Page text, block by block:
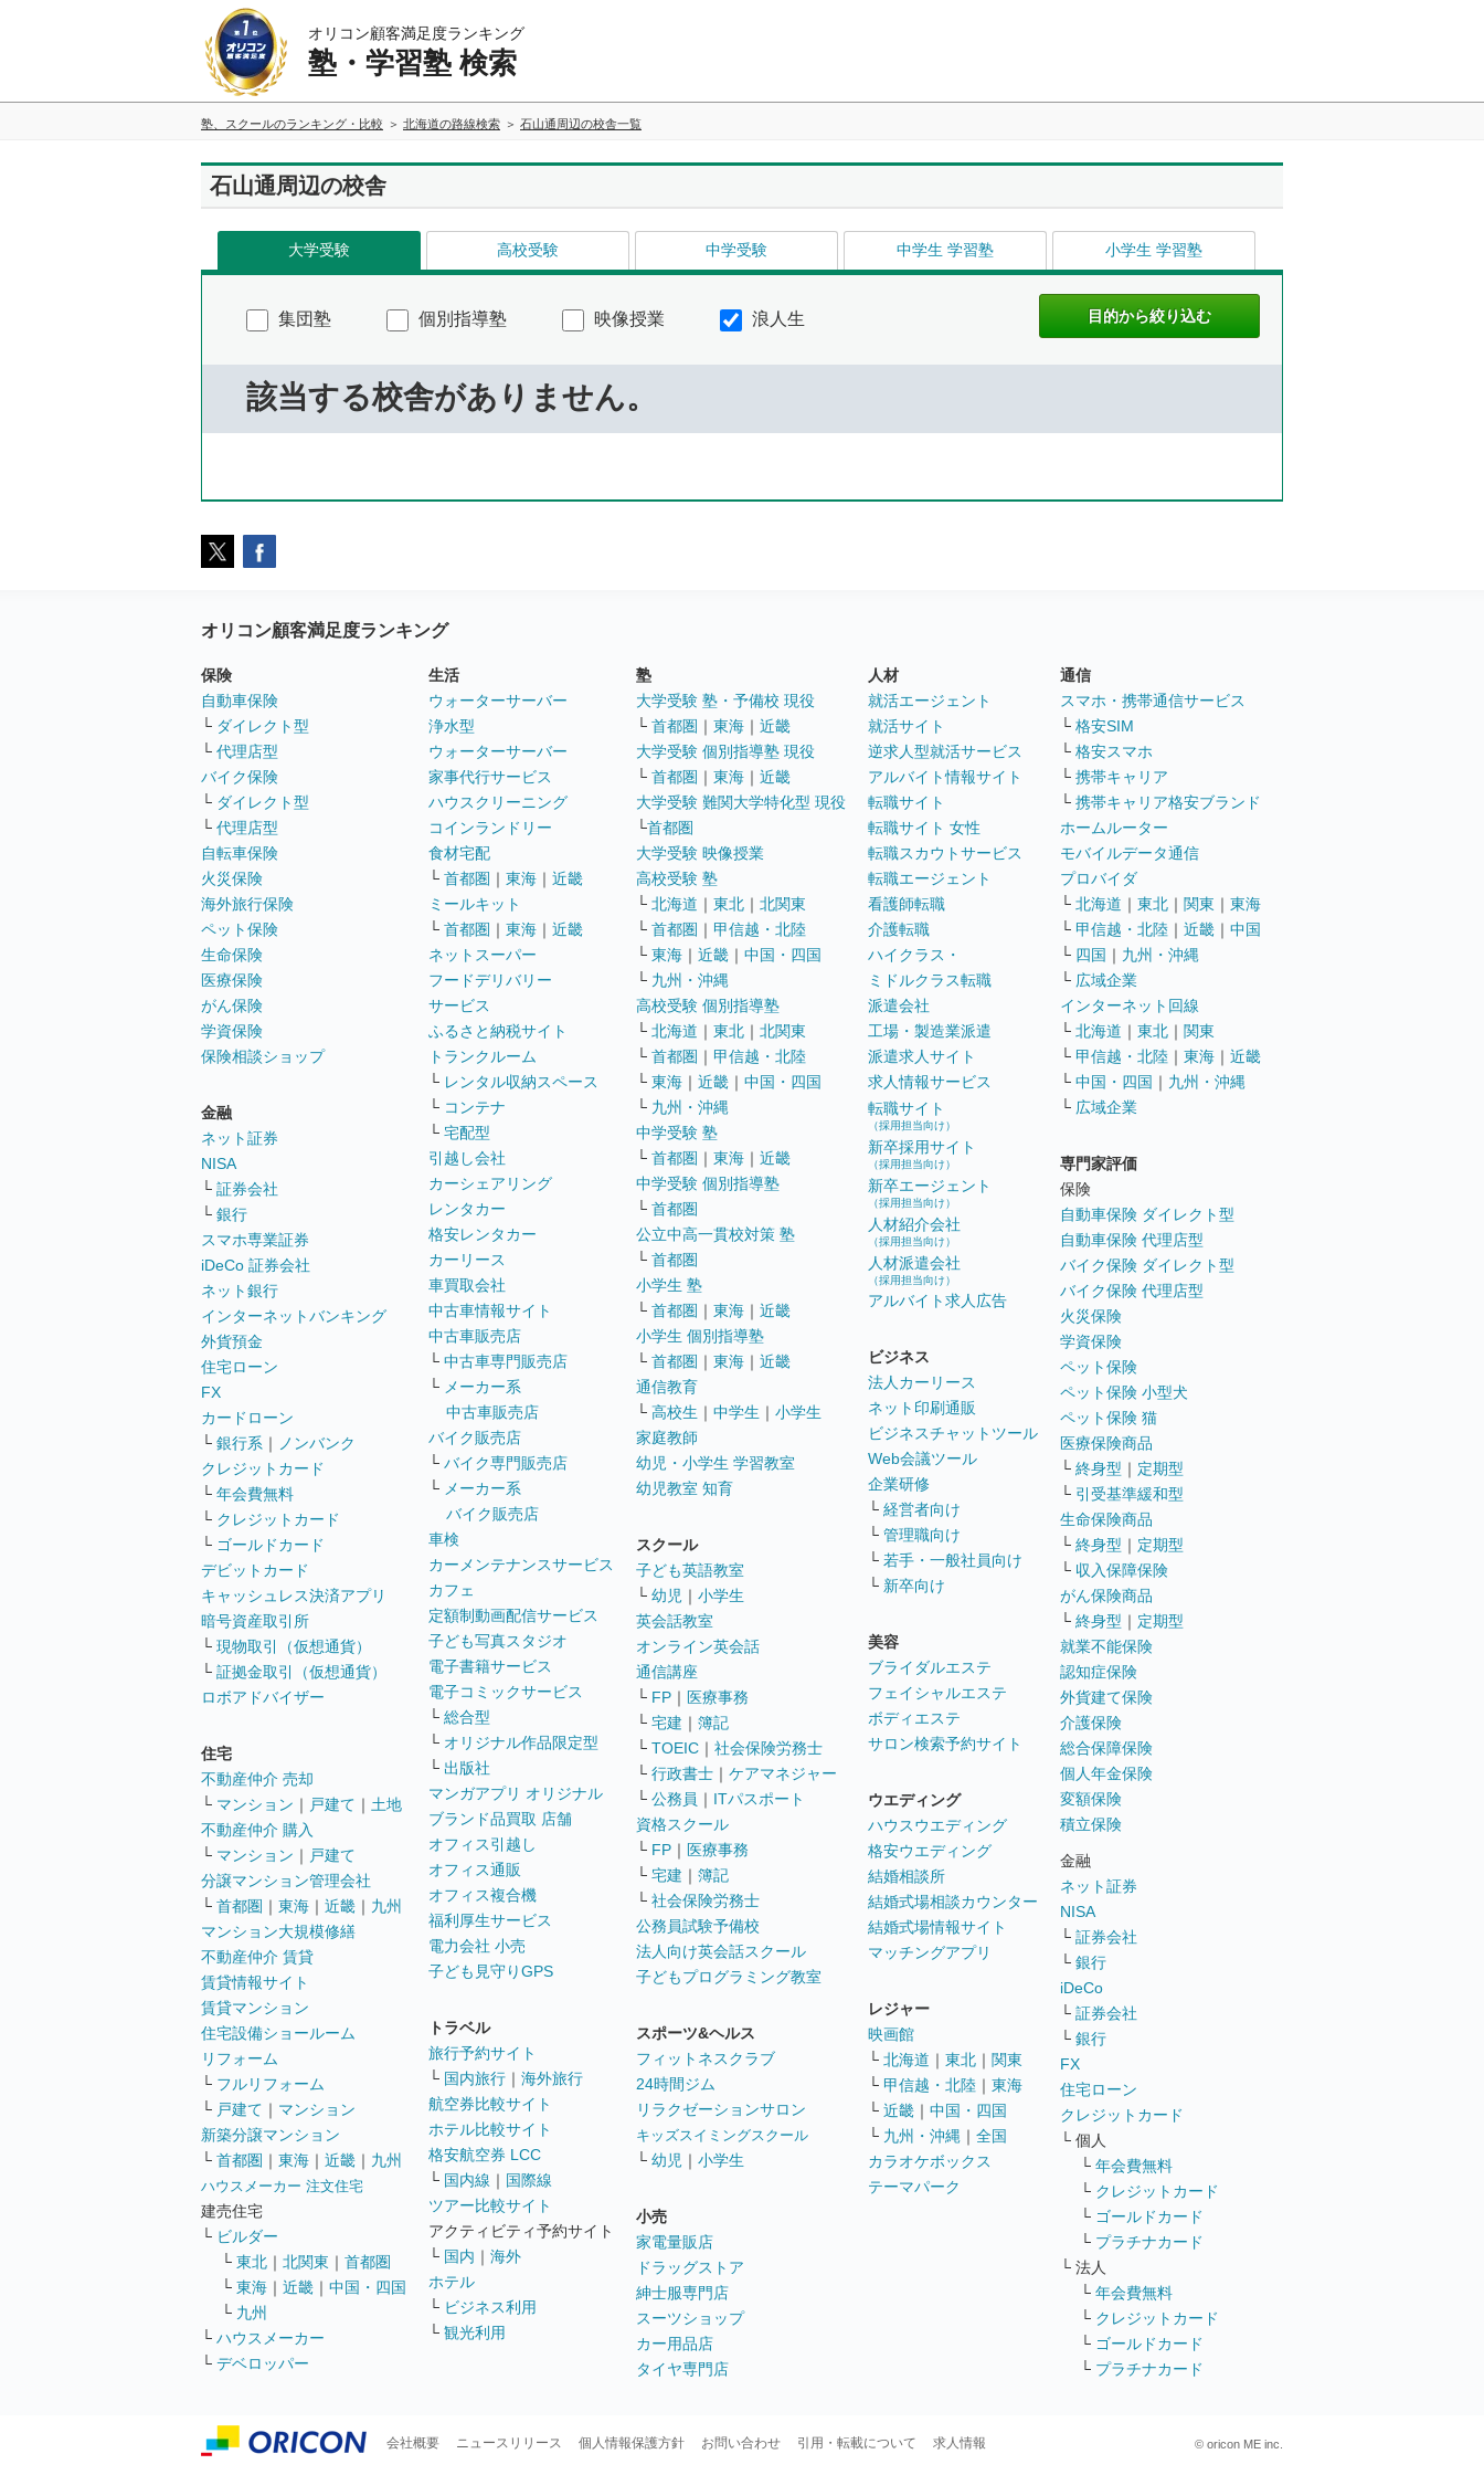
オリコン顧客満足度ランキング
塾・学習塾 検索
塾、スクールのランキング・比較 北海道の路線検索 石山通周辺の校舎一覧
石山通周辺の校舎
大学受験 高校受験 中学受験 中学生 学習塾 小学生 学習塾
集団塾 個別指導塾 映像授業 浪人生
該当する校舎がありません。
オリコン顧客満足度ランキング
保険
自動車保険
└ ダイレクト型
└ 代理店型
バイク保険
└ ダイレクト型
└ 代理店型
自転車保険
火災保険
海外旅行保険
ペット保険
生命保険
医療保険
がん保険
学資保険
保険相談ショップ
金融
ネット証券
NISA
└ 証券会社
└ 銀行
スマホ専業証券
iDeCo 証券会社
ネット銀行
インターネットバンキング
外貨預金
住宅ローン
FX
カードローン
└ 銀行系 ｜
ノンバンク
クレジットカード
└ 年会費無料
└ クレジットカード
└ ゴールドカード
デビットカード
キャッシュレス決済アプリ
暗号資産取引所
└ 現物取引（仮想通貨）
└ 証拠金取引（仮想通貨）
ロボアドバイザー
住宅
不動産仲介 売却
└ マンション ｜ 戸建て ｜ 土地
不動産仲介 購入
└ マンション ｜ 戸建て
分譲マンション管理会社
└ 首都圏 ｜ 東海 ｜ 近畿 ｜ 九州
マンション大規模修繕
不動産仲介 賃貸
賃貸情報サイト
賃貸マンション
住宅設備ショールーム
リフォーム
└ フルリフォーム
└ 戸建て ｜ マンション
新築分譲マンション
└ 首都圏 ｜ 東海 ｜ 近畿 ｜ 九州
ハウスメーカー 注文住宅
建売住宅
└ ビルダー
└ 東北 ｜ 北関東 ｜ 首都圏
└ 東海 ｜ 近畿 ｜ 中国・四国
└ 九州
└ ハウスメーカー
└ デベロッパー
生活
ウォーターサーバー
浄水型
ウォーターサーバー
家事代行サービス
ハウスクリーニング
コインランドリー
食材宅配
└ 首都圏 ｜ 東海 ｜ 近畿
ミールキット
└ 首都圏 ｜ 東海 ｜ 近畿
ネットスーパー
フードデリバリー
サービス
ふるさと納税サイト
トランクルーム
└ レンタル収納スペース
└ コンテナ
└ 宅配型
引越し会社
カーシェアリング
レンタカー
格安レンタカー
カーリース
車買取会社
中古車情報サイト
中古車販売店
└ 中古車専門販売店
└ メーカー系
中古車販売店
バイク販売店
└ バイク専門販売店
└ メーカー系
バイク販売店
車検
カーメンテナンスサービス
カフェ
定額制動画配信サービス
子ども写真スタジオ
電子書籍サービス
電子コミックサービス
└ 総合型
└ オリジナル作品限定型
└ 出版社
マンガアプリ オリジナル
ブランド品買取 店舗
オフィス引越し
オフィス通販
オフィス複合機
福利厚生サービス
電力会社 小売
子ども見守りGPS
トラベル
旅行予約サイト
└ 国内旅行 ｜ 海外旅行
航空券比較サイト
ホテル比較サイト
格安航空券 LCC
└ 国内線 ｜ 国際線
ツアー比較サイト
アクティビティ予約サイト
└ 国内 ｜ 海外
ホテル
└ ビジネス利用
└ 観光利用
塾
大学受験 塾・予備校 現役
└ 首都圏 ｜ 東海 ｜ 近畿
大学受験 個別指導塾 現役
└ 首都圏 ｜ 東海 ｜ 近畿
大学受験 難関大学特化型 現役
└首都圏
大学受験 映像授業
高校受験 塾
└ 北海道 ｜ 東北 ｜ 北関東
└ 首都圏 ｜ 甲信越・北陸
└ 東海 ｜ 近畿 ｜ 中国・四国
└ 九州・沖縄
高校受験 個別指導塾
└ 北海道 ｜ 東北 ｜ 北関東
└ 首都圏 ｜ 甲信越・北陸
└ 東海 ｜ 近畿 ｜ 中国・四国
└ 九州・沖縄
中学受験 塾
└ 首都圏 ｜ 東海 ｜ 近畿
中学受験 個別指導塾
└ 首都圏
公立中高一貫校対策 塾
└ 首都圏
小学生 塾
└ 首都圏 ｜ 東海 ｜ 近畿
小学生 個別指導塾
└ 首都圏 ｜ 東海 ｜ 近畿
通信教育
└ 高校生 ｜ 中学生 ｜ 小学生
家庭教師
幼児・小学生 学習教室
幼児教室 知育
スクール
子ども英語教室
└ 幼児 ｜ 小学生
英会話教室
オンライン英会話
通信講座
└ FP ｜ 医療事務
└ 宅建 ｜ 簿記
└ TOEIC ｜ 社会保険労務士
└ 行政書士 ｜ ケアマネジャー
└ 公務員 ｜ ITパスポート
資格スクール
└ FP ｜ 医療事務
└ 宅建 ｜ 簿記
└ 社会保険労務士
公務員試験予備校
法人向け英会話スクール
子どもプログラミング教室
スポーツ&ヘルス
フィットネスクラブ
24時間ジム
リラクゼーションサロン
キッズスイミングスクール
└ 幼児 ｜ 小学生
小売
家電量販店
ドラッグストア
紳士服専門店
スーツショップ
カー用品店
タイヤ専門店
人材
就活エージェント
就活サイト
逆求人型就活サービス
アルバイト情報サイト
転職サイト
転職サイト 女性
転職スカウトサービス
転職エージェント
看護師転職
介護転職
ハイクラス・
ミドルクラス転職
派遣会社
工場・製造業派遣
派遣求人サイト
求人情報サービス
転職サイト
（採用担当向け）
新卒採用サイト
（採用担当向け）
新卒エージェント
（採用担当向け）
人材紹介会社
（採用担当向け）
人材派遣会社
（採用担当向け）
アルバイト求人広告
ビジネス
法人カーリース
ネット印刷通販
ビジネスチャットツール
Web会議ツール
企業研修
└ 経営者向け
└ 管理職向け
└ 若手・一般社員向け
└ 新卒向け
美容
ブライダルエステ
フェイシャルエステ
ボディエステ
サロン検索予約サイト
ウエディング
ハウスウエディング
格安ウエディング
結婚相談所
結婚式場相談カウンター
結婚式場情報サイト
マッチングアプリ
レジャー
映画館
└ 北海道 ｜ 東北 ｜ 関東
└ 甲信越・北陸 ｜ 東海
└ 近畿 ｜ 中国・四国
└ 九州・沖縄 ｜ 全国
カラオケボックス
テーマパーク
通信
スマホ・携帯通信サービス
└ 格安SIM
└ 格安スマホ
└ 携帯キャリア
└ 携帯キャリア格安ブランド
ホームルーター
モバイルデータ通信
プロバイダ
└ 北海道 ｜ 東北 ｜ 関東 ｜ 東海
└ 甲信越・北陸 ｜ 近畿 ｜ 中国
└ 四国 ｜ 九州・沖縄
└ 広域企業
インターネット回線
└ 北海道 ｜ 東北 ｜ 関東
└ 甲信越・北陸 ｜ 東海 ｜ 近畿
└ 中国・四国 ｜ 九州・沖縄
└ 広域企業
専門家評価
保険
自動車保険 ダイレクト型
自動車保険 代理店型
バイク保険 ダイレクト型
バイク保険 代理店型
火災保険
学資保険
ペット保険
ペット保険 小型犬
ペット保険 猫
医療保険商品
└ 終身型 ｜ 定期型
└ 引受基準緩和型
生命保険商品
└ 終身型 ｜ 定期型
└ 収入保障保険
がん保険商品
└ 終身型 ｜ 定期型
就業不能保険
認知症保険
外貨建て保険
介護保険
総合保障保険
個人年金保険
変額保険
積立保険
金融
ネット証券
NISA
└ 証券会社
└ 銀行
iDeCo
└ 証券会社
└ 銀行
FX
住宅ローン
クレジットカード
└ 個人
└ 年会費無料
└ クレジットカード
└ ゴールドカード
└ プラチナカード
└ 法人
└ 年会費無料
└ クレジットカード
└ ゴールドカード
└ プラチナカード
会社概要 ニュースリリース 個人情報保護方針 お問い合わせ 引用・転載について 求人情報 © oricon ME inc.